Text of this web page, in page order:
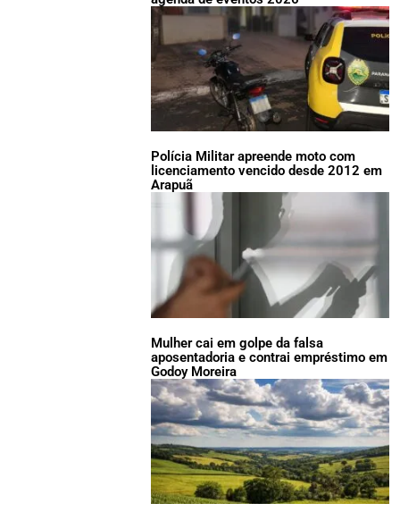
Polícia Militar apreende moto com
licenciamento vencido desde 2012 em
Arapuã
Mulher cai em golpe da falsa
aposentadoria e contrai empréstimo em
Godoy Moreira